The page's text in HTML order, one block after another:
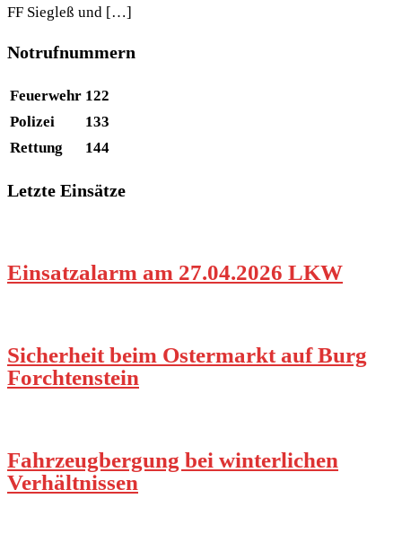
FF Siegleß und […]
Notrufnummern
Feuerwehr 122
Polizei
133
Rettung
144
Letzte Einsätze
Einsatzalarm am 27.04.2026 LKW
Sicherheit beim Ostermarkt auf Burg
Forchtenstein
Fahrzeugbergung bei winterlichen
Verhältnissen